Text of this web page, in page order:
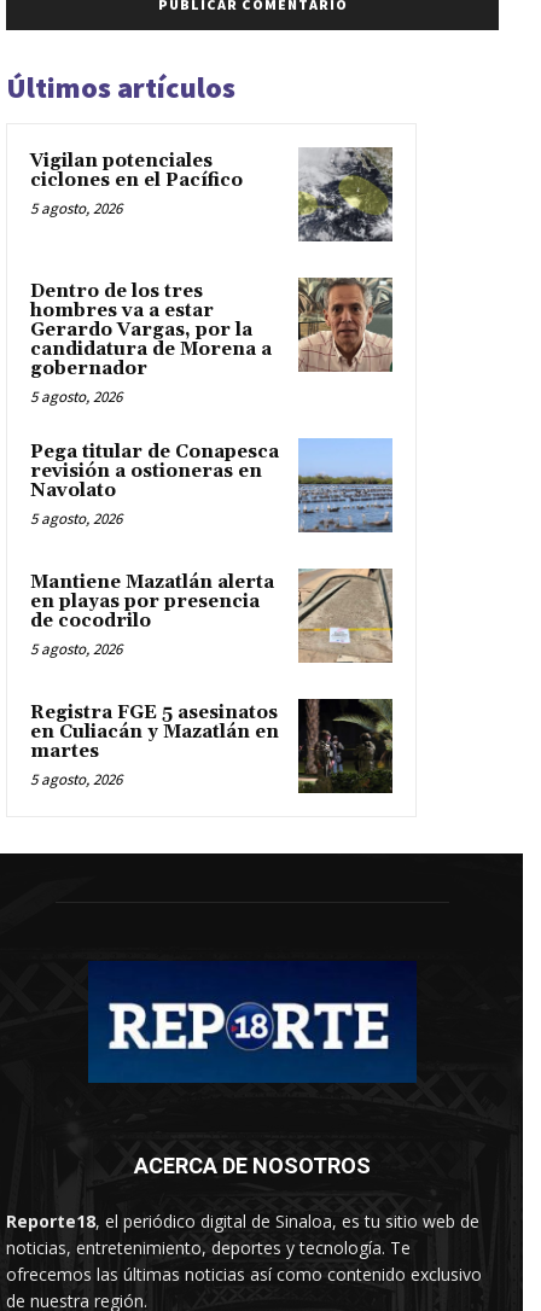
Últimos artículos
Vigilan potenciales
ciclones en el Pacífico
5 agosto, 2026
Dentro de los tres
hombres va a estar
Gerardo Vargas, por la
candidatura de Morena a
gobernador
5 agosto, 2026
Pega titular de Conapesca
revisión a ostioneras en
Navolato
5 agosto, 2026
Mantiene Mazatlán alerta
en playas por presencia
de cocodrilo
5 agosto, 2026
Registra FGE 5 asesinatos
en Culiacán y Mazatlán en
martes
5 agosto, 2026
ACERCA DE NOSOTROS
Reporte18, el periódico digital de Sinaloa, es tu sitio web de
noticias, entretenimiento, deportes y tecnología. Te
ofrecemos las últimas noticias así como contenido exclusivo
de nuestra región.